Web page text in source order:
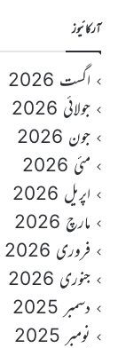
آرکائیوز
اگست 2026
جولائی 2026
جون 2026
مئی 2026
اپریل 2026
مارچ 2026
فروری 2026
جنوری 2026
دسمبر 2025
نومبر 2025